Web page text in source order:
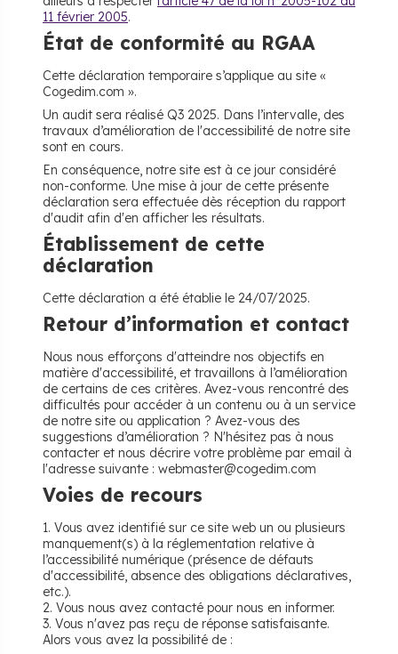
11 février 2005.
État de conformité au RGAA
Cette déclaration temporaire s’applique au site «
Cogedim.com ».
Un audit sera réalisé Q3 2025. Dans l’intervalle, des
travaux d’amélioration de l'accessibilité de notre site
sont en cours.
En conséquence, notre site est à ce jour considéré
non-conforme. Une mise à jour de cette présente
déclaration sera effectuée dès réception du rapport
d'audit afin d'en afficher les résultats.
Établissement de cette
déclaration
Cette déclaration a été établie le 24/07/2025.
Retour d’information et contact
Nous nous efforçons d'atteindre nos objectifs en
matière d'accessibilité, et travaillons à l’amélioration
de certains de ces critères. Avez-vous rencontré des
difficultés pour accéder à un contenu ou à un service
de notre site ou application ? Avez-vous des
suggestions d’amélioration ? N'hésitez pas à nous
contacter et nous décrire votre problème par email à
l'adresse suivante : webmaster@cogedim.com
Voies de recours
1. Vous avez identifié sur ce site web un ou plusieurs
manquement(s) à la réglementation relative à
l’accessibilité numérique (présence de défauts
d'accessibilité, absence des obligations déclaratives,
etc.).
2. Vous nous avez contacté pour nous en informer.
3. Vous n'avez pas reçu de réponse satisfaisante.
Alors vous avez la possibilité de :